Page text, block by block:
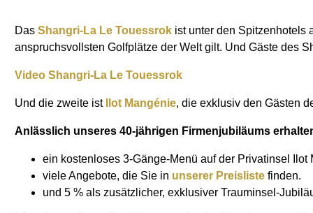
Das Shangri-La Le Touessrok ist unter den Spitzenhotels
anspruchsvollsten Golfplätze der Welt gilt. Und Gäste des
Video Shangri-La Le Touessrok
Und die zweite ist Ilot Mangénie, die exklusiv den Gästen
Anlässlich unseres 40-jährigen Firmenjubiläums
ein kostenloses 3-Gänge-Menü auf der Privatinsel Ilot
viele Angebote, die Sie in unserer Preisliste finden.
und 5 % als zusätzlicher, exklusiver Trauminsel-